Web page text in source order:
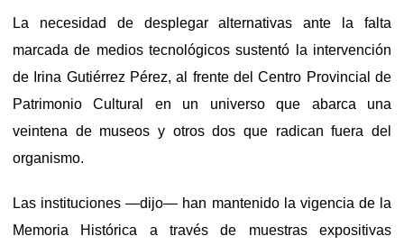
La necesidad de desplegar alternativas ante la falta
marcada de medios tecnológicos sustentó la intervención
de Irina Gutiérrez Pérez, al frente del Centro Provincial de
Patrimonio Cultural en un universo que abarca una
veintena de museos y otros dos que radican fuera del
organismo.
Las instituciones —dijo— han mantenido la vigencia de la
Memoria Histórica a través de muestras expositivas